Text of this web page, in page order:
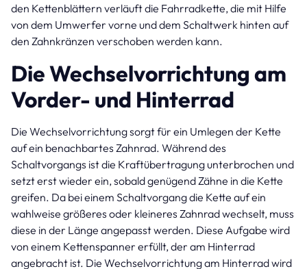
den Kettenblättern verläuft die Fahrradkette, die mit Hilfe
von dem Umwerfer vorne und dem Schaltwerk hinten auf
den Zahnkränzen verschoben werden kann.
Die Wechselvorrichtung am
Vorder- und Hinterrad
Die Wechselvorrichtung sorgt für ein Umlegen der Kette
auf ein benachbartes Zahnrad. Während des
Schaltvorgangs ist die Kraftübertragung unterbrochen und
setzt erst wieder ein, sobald genügend Zähne in die Kette
greifen. Da bei einem Schaltvorgang die Kette auf ein
wahlweise größeres oder kleineres Zahnrad wechselt, muss
diese in der Länge angepasst werden. Diese Aufgabe wird
von einem Kettenspanner erfüllt, der am Hinterrad
angebracht ist. Die Wechselvorrichtung am Hinterrad wird